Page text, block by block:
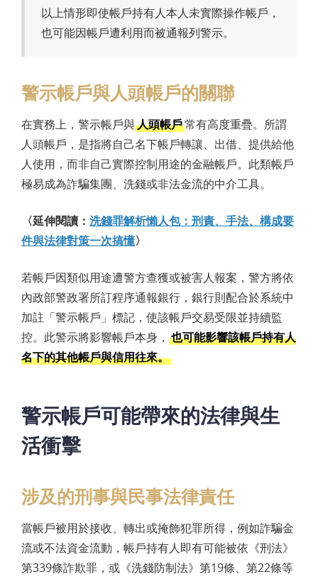
以上情形即使帳戶持有人本人未實際操作帳戶，
也可能因帳戶遭利用而被通報列警示。
警示帳戶與人頭帳戶的關聯
在實務上，警示帳戶與人頭帳戶常有高度重疊。所謂
人頭帳戶，是指將自己名下帳戶轉讓、出借、提供給他
人使用，而非自己實際控制用途的金融帳戶。此類帳戶
極易成為詐騙集團、洗錢或非法金流的中介工具。
〈延伸閱讀： 洗錢罪解析懶人包：刑責、手法、構成要
件與法律對策一次搞懂〉
若帳戶因類似用途遭警方查獲或被害人報案，警方將依
內政部警政署所訂程序通報銀行，銀行則配合於系統中
加註「警示帳戶」標記，使該帳戶交易受限並持續監
控。此警示將影響帳戶本身， 也可能影響該帳戶持有人
名下的其他帳戶與信用往來。
警示帳戶可能帶來的法律與生
活衝擊
涉及的刑事與民事法律責任
當帳戶被用於接收、轉出或掩飾犯罪所得，例如詐騙金
流或不法資金流動，帳戶持有人即有可能被依《刑法》
第339條詐欺罪，或《洗錢防制法》第19條、第22條等